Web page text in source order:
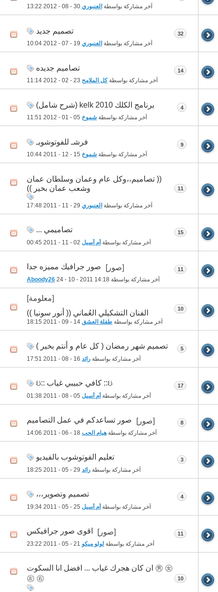
آخر مشاركة بواسطة العنبوري 13:22
تصميم جديد
آخر مشاركة بواسطة العنبوري 10:04
32
تصاميم جديده
آخر مشاركة بواسطةكل الملامح 11:14
14
برنامج الكلك 2010 kelk (شرح شامل)
آخر مشاركة بواسطة شموخ 11:51
4
فرشـ للفوتوشوبـ
آخر مشاركة بواسطة شموخ 10:44
9
(( تصاميم،،وكل عام وعمان وسلطان عمان
وشعب عمان بخير ))
آخر مشاركة بواسطة العنبوري 17:48
11
تصاميمي ...
آخر مشاركة بواسطة أم أسيل 00:45
15
[صور] صور جرافيك مميزه جدا
آخر مشاركة بواسطة Aboody26 24 - 10 - 2011 14:18
11
[معلومة]
الفنان التشكيلي العُماني (( أنور سونيا ))
آخر مشاركة بواسطة طفلة العشق 18:15
10
تصميم شهر رمضان ( كل عام و أنتم بخير )
آخر مشاركة بواسطة رائد 17:51
5
ઇ:: كافي حبيبي غياب ::ઇ
آخر مشاركة بواسطة أم أسيل 01:38
17
[صور] صور تساعدكم في عمل التصاميم
آخر مشاركة بواسطة هيام الحب 14:06
8
تعليم الفوتوشوب بالفيديو
آخر مشاركة بواسطة رائد 18:25
3
تصميم وتصوير،،،
آخر مشاركة بواسطة أم أسيل 19:34
4
[صور] اقوى صور جرافيكس
آخر مشاركة بواسطة لولو ميكو 23:22
11
㊚ ㊛ ان كان هجرك غياب ... افضل انا السكوت
㊧ ㊨
10